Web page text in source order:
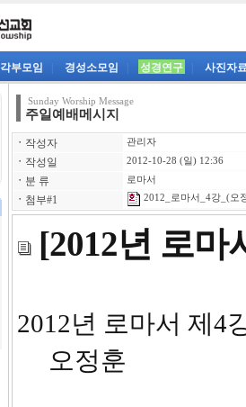
각부모임 경성소모임 성경연구 사진자
Sunday Worship Message
주일예배메시지
ㆍ 작성자 관리자
ㆍ 작성일 2012-10-28 (일) 12:36
ㆍ 분 류 로마서
ㆍ 첨부#1 2012_로마서_4강_(오
[2012년 로마
2012
오정훈